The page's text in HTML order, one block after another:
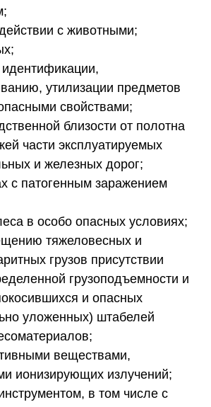
с животными;
идентификации,
утилизации предметов
свойствами;
близости от полотна
части эксплуатируемых
и железных дорог;
с патогенным заражением
в особо опасных условиях;
тяжеловесных и
грузов присутствии
грузоподъемности и
и опасных
уложенных) штабелей
веществами,
ионизирующих излучений;
в том числе с